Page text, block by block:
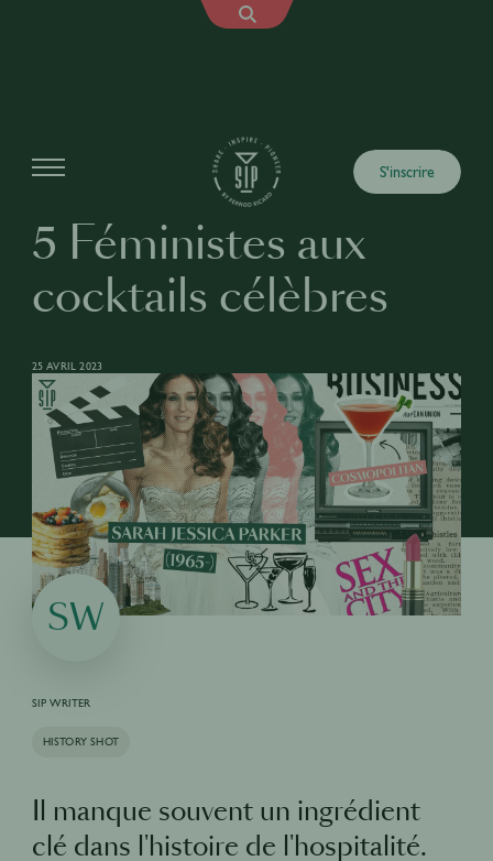
S'inscrire
5 Féministes aux
cocktails célèbres
25 AVRIL 2023
SW
SIP WRITER
HISTORY SHOT
Il manque souvent un ingrédient
clé dans l'histoire de l'hospitalité.